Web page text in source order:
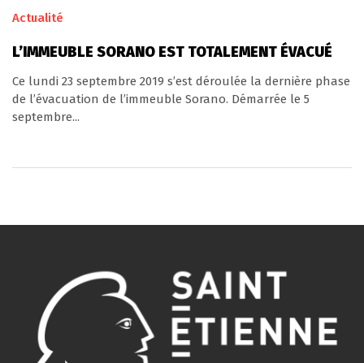
Actualité
L’IMMEUBLE SORANO EST TOTALEMENT ÉVACUÉ
Ce lundi 23 septembre 2019 s’est déroulée la dernière phase
de l’évacuation de l’immeuble Sorano. Démarrée le 5
septembre...